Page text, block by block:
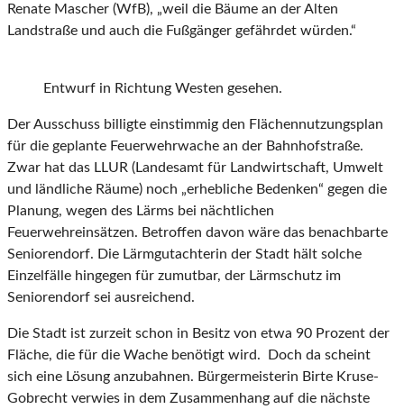
Renate Mascher (WfB), „weil die Bäume an der Alten
Landstraße und auch die Fußgänger gefährdet würden.“
Entwurf in Richtung Westen gesehen.
Der Ausschuss billigte einstimmig den Flächennutzungsplan
für die geplante Feuerwehrwache an der Bahnhofstraße.
Zwar hat das LLUR (Landesamt für Landwirtschaft, Umwelt
und ländliche Räume) noch „erhebliche Bedenken“ gegen die
Planung, wegen des Lärms bei nächtlichen
Feuerwehreinsätzen. Betroffen davon wäre das benachbarte
Seniorendorf. Die Lärmgutachterin der Stadt hält solche
Einzelfälle hingegen für zumutbar, der Lärmschutz im
Seniorendorf sei ausreichend.
Die Stadt ist zurzeit schon in Besitz von etwa 90 Prozent der
Fläche, die für die Wache benötigt wird. Doch da scheint
sich eine Lösung anzubahnen. Bürgermeisterin Birte Kruse-
Gobrecht verwies in dem Zusammenhang auf die nächste